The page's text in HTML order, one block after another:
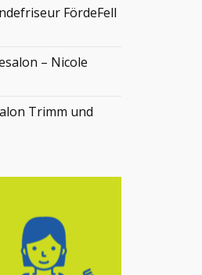
FördeFell
– Nicole
Trimm und